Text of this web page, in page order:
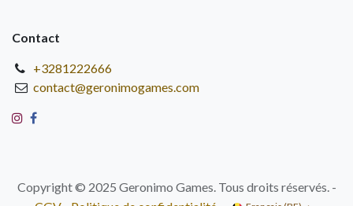
Contact
+3281222666
contact@geronimogames.com
Copyright © 2025 Geronimo Games. Tous droits réservés. -